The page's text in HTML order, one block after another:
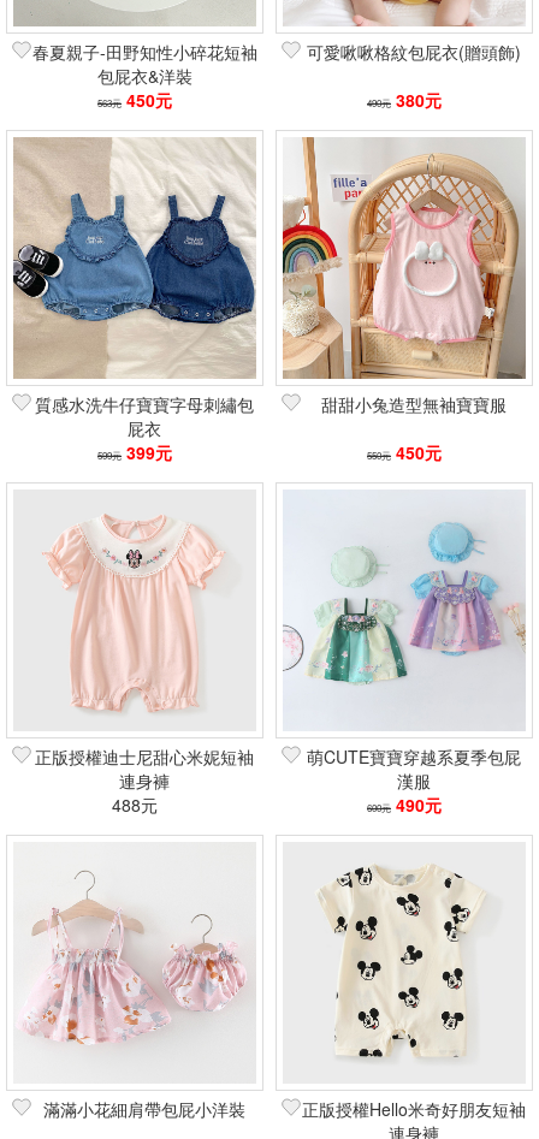
春夏親子-田野知性小碎花短袖
包屁衣&洋裝
563元 450元
可愛啾啾格紋包屁衣(贈頭飾)
490元 380元
質感水洗牛仔寶寶字母刺繡包
屁衣
599元 399元
甜甜小兔造型無袖寶寶服
550元 450元
正版授權迪士尼甜心米妮短袖
連身褲
488元
萌CUTE寶寶穿越系夏季包屁
漢服
600元 490元
滿滿小花細肩帶包屁小洋裝
正版授權Hello米奇好朋友短袖
連身褲